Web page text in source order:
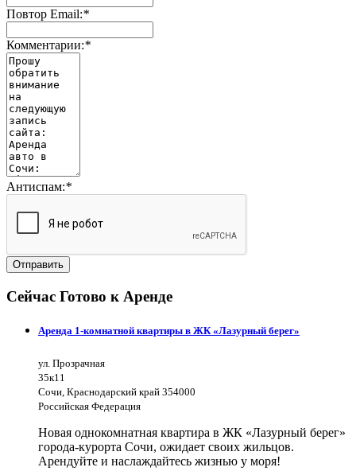
Повтор Email:*
Комментарии:*
Антиспам:*
Отправить
Сейчас Готово к Аренде
Аренда 1-комнатной квартиры в ЖК «Лазурный берег»
ул. Прозрачная
35к11
Сочи, Краснодарский край 354000
Российская Федерация
Новая однокомнатная квартира в ЖК «Лазурный берег»
города-курорта Сочи, ожидает своих жильцов.
Арендуйте и наслаждайтесь жизнью у моря!